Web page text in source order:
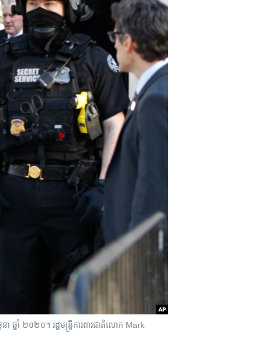
នាំ ២០២០។ រដ្ឋមន្ត្រី​ការពារ​ជាតិ​លោក Mark